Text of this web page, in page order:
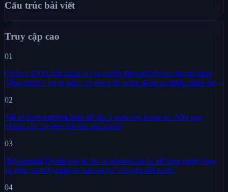
Cấu trúc bài viết
Truy cập cao
01
Chủ xe BYD thất vọng vì chi nhánh đột ngột đóng cửa mà hãng
"lặng thinh": bỏ ra gần 1 tỷ đồng thì xứng đáng có được nhiều hơn
02
Tài xế kinh nghiệm luôn để sẵn 3 món này trong xe: Nhỏ gọn
nhưng cực kỳ hữu ích khi gặp sự cố
03
[Infographic] Nhìn vào số dư tài khoản của tài xế công nghệ chạy
xe điện, ta thấy ngay tại sao họ lại "chuyển đổi xanh"
04